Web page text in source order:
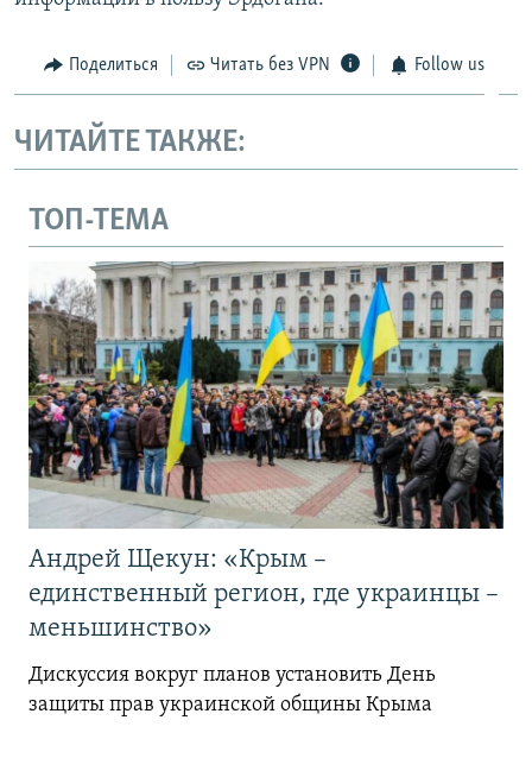
Поделиться Читать без VPN Follow us
ЧИТАЙТЕ ТАКЖЕ:
ТОП-ТЕМА
Андрей Щекун: «Крым –
единственный регион, где украинцы –
меньшинство»
Дискуссия вокруг планов установить День
защиты прав украинской общины Крыма